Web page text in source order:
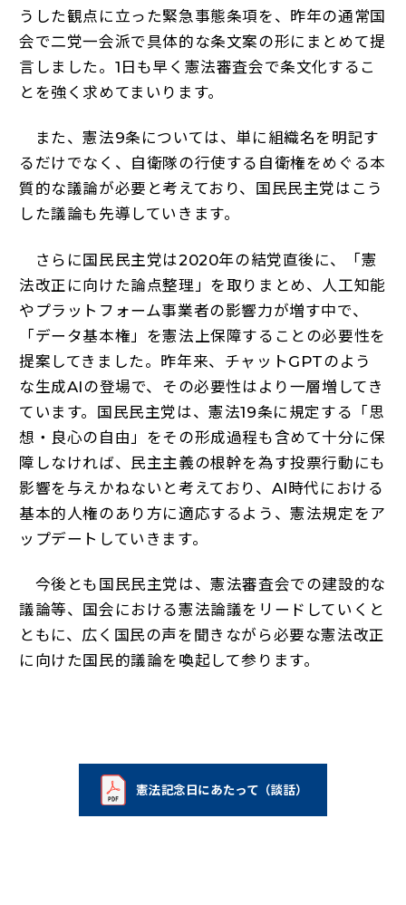
うした観点に立った緊急事態条項を、昨年の通常国
会で二党一会派で具体的な条文案の形にまとめて提
言しました。1日も早く憲法審査会で条文化するこ
とを強く求めてまいります。
また、憲法9条については、単に組織名を明記す
るだけでなく、自衛隊の行使する自衛権をめぐる本
質的な議論が必要と考えており、国民民主党はこう
した議論も先導していきます。
さらに国民民主党は2020年の結党直後に、「憲
法改正に向けた論点整理」を取りまとめ、人工知能
やプラットフォーム事業者の影響力が増す中で、
「データ基本権」を憲法上保障することの必要性を
提案してきました。昨年来、チャットGPTのよう
な生成AIの登場で、その必要性はより一層増してき
ています。国民民主党は、憲法19条に規定する「思
想・良心の自由」をその形成過程も含めて十分に保
障しなければ、民主主義の根幹を為す投票行動にも
影響を与えかねないと考えており、AI時代における
基本的人権のあり方に適応するよう、憲法規定をア
ップデートしていきます。
今後とも国民民主党は、憲法審査会での建設的な
議論等、国会における憲法論議をリードしていくと
ともに、広く国民の声を聞きながら必要な憲法改正
に向けた国民的議論を喚起して参ります。
憲法記念日にあたって（談話）
（新しいタブで開く）